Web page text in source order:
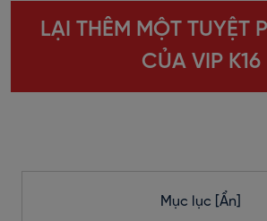
LẠI THÊM MỘT TUYỆT
CỦA VIP K16
Mục lục [Ẩn]